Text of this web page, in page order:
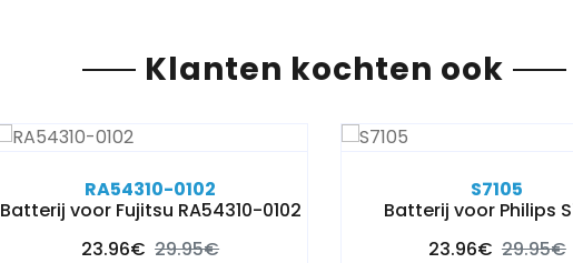
Klanten kochten ook
RA54310-0102
Batterij voor Fujitsu RA54310-0102
23.96€ 29.95€
S7105
Batterij voor Philips
23.96€ 29.95€